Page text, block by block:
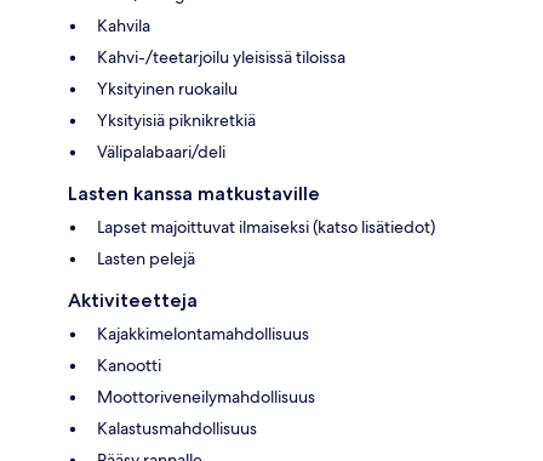
Kahvila
Kahvi-/teetarjoilu yleisissä tiloissa
Yksityinen ruokailu
Yksityisiä piknikretkiä
Välipalabaari/deli
Lasten kanssa matkustaville
Lapset majoittuvat ilmaiseksi (katso lisätiedot)
Lasten pelejä
Aktiviteetteja
Kajakkimelontamahdollisuus
Kanootti
Moottoriveneilymahdollisuus
Kalastusmahdollisuus